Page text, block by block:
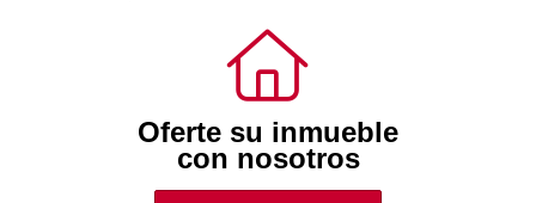
Oferte su inmueble
con nosotros